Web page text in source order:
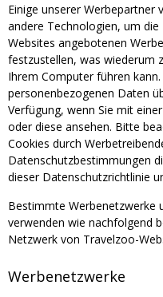
Einige unserer Werbepartner
andere Technologien, um
Websites angebotenen
festzustellen, was wiederum
Ihrem Computer führen
personenbezogenen Daten
Verfügung, wenn Sie mit
oder diese ansehen. Bitte
Cookies durch
Datenschutzbestimmungen
dieser Datenschutzrichtlinie
Bestimmte Werbenetzwerke
verwenden wie nachfolgend
Netzwerk von Travelzoo-
Werbenetzwerke